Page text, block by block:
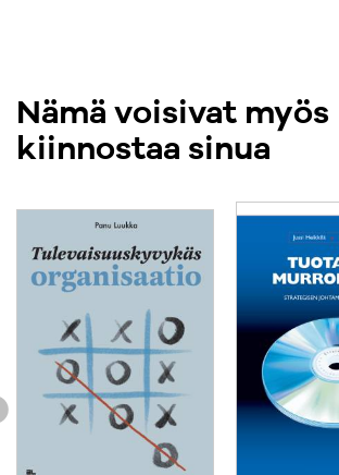
Nämä voisivat myös
kiinnostaa sinua